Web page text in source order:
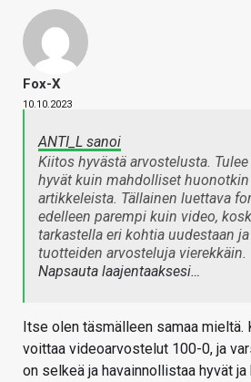
Fox-X
10.10.2023
ANTI_L sanoi
Kiitos hyvästä arvostelusta.
hyvät kuin mahdolliset
artikkeleista. Tällainen luettava
edelleen parempi kuin video,
tarkastella eri kohtia uudestaan
tuotteiden arvosteluja vierekkäin.
Napsauta laajentaaksesi…
Itse olen täsmälleen samaa
voittaa videoarvostelut 100-0, ja
on selkeä ja havainnollistaa hyvät